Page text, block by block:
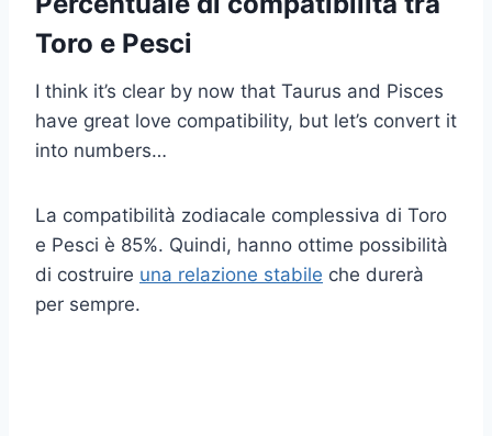
Toro e Pesci
I think it’s clear by now that Taurus and Pisces
have great love compatibility, but let’s convert it
into numbers…
La compatibilità zodiacale complessiva di Toro
e Pesci è 85%. Quindi, hanno ottime possibilità
di costruire una relazione stabile che durerà
per sempre.